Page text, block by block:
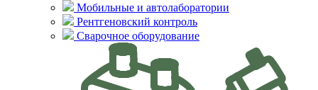
Мобильные и автолаборатории
Рентгеновский контроль
Сварочное оборудование